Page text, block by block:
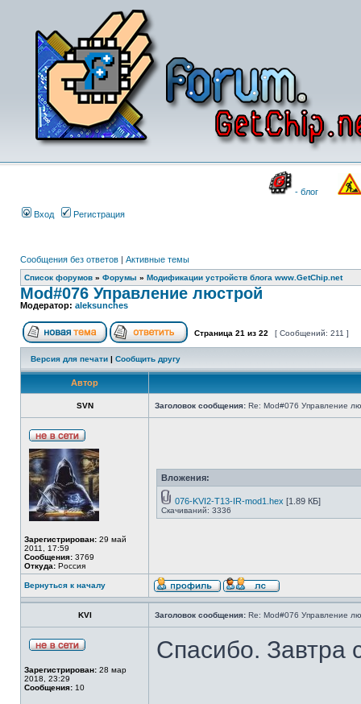
- блог
Вход Регистрация
Сообщения без ответов | Активные темы
Список форумов » Форумы » Модификации устройств блога www.GetChip.net
Mod#076 Управление люстрой
Модератор: aleksunches
Страница 21 из 22 [ Сообщений: 211 ]
Версия для печати | Сообщить другу
Автор
SVN Заголовок сообщения: Re: Mod#076 Управление
Зарегистрирован: 29 май
2011, 17:59
Сообщения: 3769
Откуда: Россия
Вложения:
076-KVI2-T13-IR-mod1.hex [1.89 КБ]
Скачиваний: 3336
Вернуться к началу
KVI Заголовок сообщения: Re: Mod#076 Управление
Зарегистрирован: 28 мар
2018, 23:29
Сообщения: 10
Спасибо. Завтра